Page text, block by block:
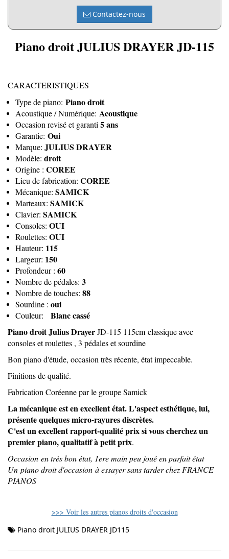
Contactez-nous
Piano droit JULIUS DRAYER JD-115
CARACTERISTIQUES
Type de piano: Piano droit
Acoustique / Numérique: Acoustique
Occasion revisé et garanti 5 ans
Garantie: Oui
Marque: JULIUS DRAYER
Modèle: droit
Origine : COREE
Lieu de fabrication: COREE
Mécanique: SAMICK
Marteaux: SAMICK
Clavier: SAMICK
Consoles: OUI
Roulettes: OUI
Hauteur: 115
Largeur: 150
Profondeur : 60
Nombre de pédales: 3
Nombre de touches: 88
Sourdine : oui
Couleur:
Blanc cassé
Piano droit Julius DrayerJD-115 115cm classique avec
consoles et roulettes , 3 pédales et sourdine
Bon piano d'étude, occasion très récente, état impeccable.
Finitions de qualité.
Fabrication Coréenne par le groupe Samick
La mécanique est en excellent état. L'aspect esthétique, lui,
présente quelques micro-rayures discrètes.
C'est un excellent rapport-qualité prix si vous cherchez un
premier piano, qualitatif à petit prix.
Occasion en très bon état, 1ere main peu joué en parfait état
Un piano droit d'occasion à essayer sans tarder chez FRANCE
PIANOS
>>> Voir les autres pianos droits d'occasion
Piano droit JULIUS DRAYER JD115